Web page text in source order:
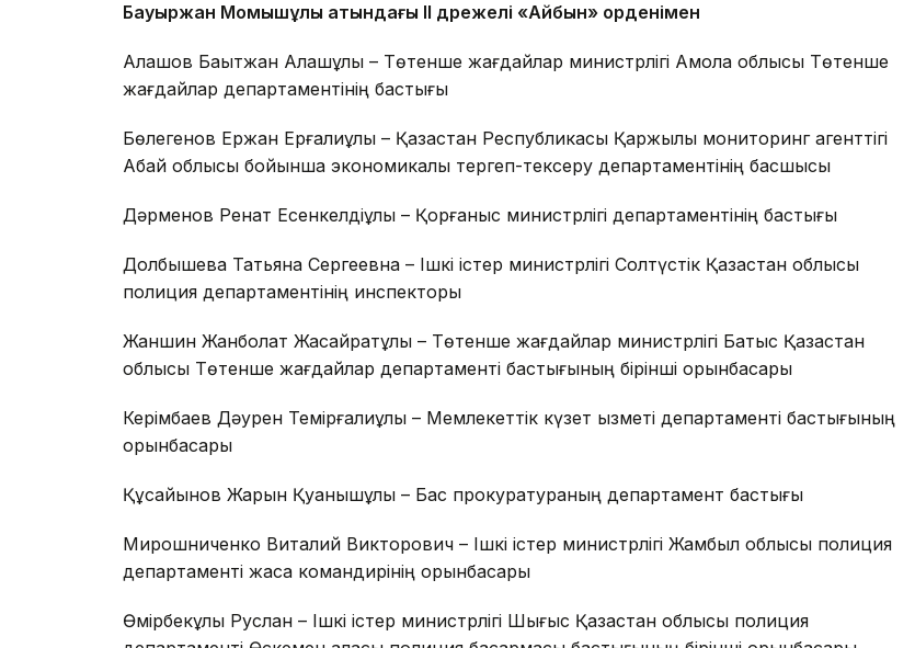
Бауыржан Момышұлы атындағы ІІ дәрежелі «Айбын» орденімен
Алашов Бақытжан Алашұлы – Төтенше жағдайлар министрлігі Ақмола облысы Төтенше
жағдайлар департаментінің бастығы
Бөлегенов Ержан Ерғалиұлы – Қазақстан Республикасы Қаржылық мониторинг агенттігі
Абай облысы бойынша экономикалық тергеп-тексеру департаментінің басшысы
Дәрменов Ренат Есенкелдіұлы – Қорғаныс министрлігі департаментінің бастығы
Долбышева Татьяна Сергеевна – Ішкі істер министрлігі Солтүстік Қазақстан облысы
полиция департаментінің инспекторы
Жаншин Жанболат Жасқайратұлы – Төтенше жағдайлар министрлігі Батыс Қазақстан
облысы Төтенше жағдайлар департаменті бастығының бірінші орынбасары
Керімбаев Дәурен Темірғалиұлы – Мемлекеттік күзет қызметі департаменті бастығының
орынбасары
Құсайынов Жарқын Қуанышұлы – Бас прокуратураның департамент бастығы
Мирошниченко Виталий Викторович – Ішкі істер министрлігі Жамбыл облысы полиция
департаменті жасақ командирінің орынбасары
Өмірбекұлы Руслан – Ішкі істер министрлігі Шығыс Қазақстан облысы полиция